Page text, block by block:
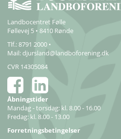
Landbocentret Følle
Føllevej 5 • 8410 Rønde
Tlf.: 8791 2000 •
Mail:djursland@landboforening.dk
CVR 14305084
Åbningstider
Mandag - torsdag: kl. 8.00 - 16.00
Fredag: kl. 8.00 - 13.00
Forretningsbetingelser